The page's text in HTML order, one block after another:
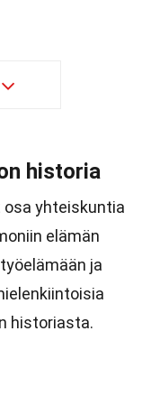
historia
osa yhteiskuntia
elämän
ja
historiasta.